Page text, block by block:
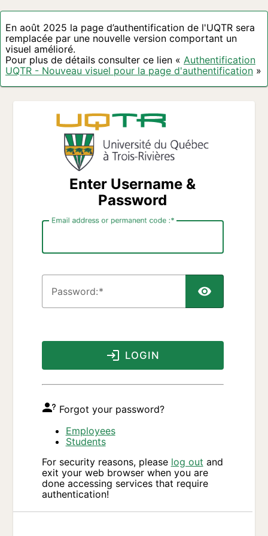
En août 2025 la page d’authentification de l'UQTR sera
remplacée par une nouvelle version comportant un
visuel amélioré.
Pour plus de détails consulter ce lien « Authentification
UQTR - Nouveau visuel pour la page d'authentification »
Enter Username &
Password
Email address or permanent code :
Password:
LOGIN
Forgot your password?
Employees
Students
For security reasons, please log out and
exit your web browser when you are
done accessing services that require
authentication!